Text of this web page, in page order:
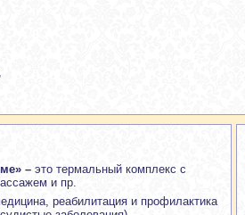
– это термальный комплекс с
и пр.
реабилитация и профилактика